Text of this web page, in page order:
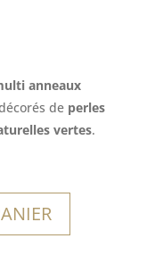
anneaux
de perles
vertes.